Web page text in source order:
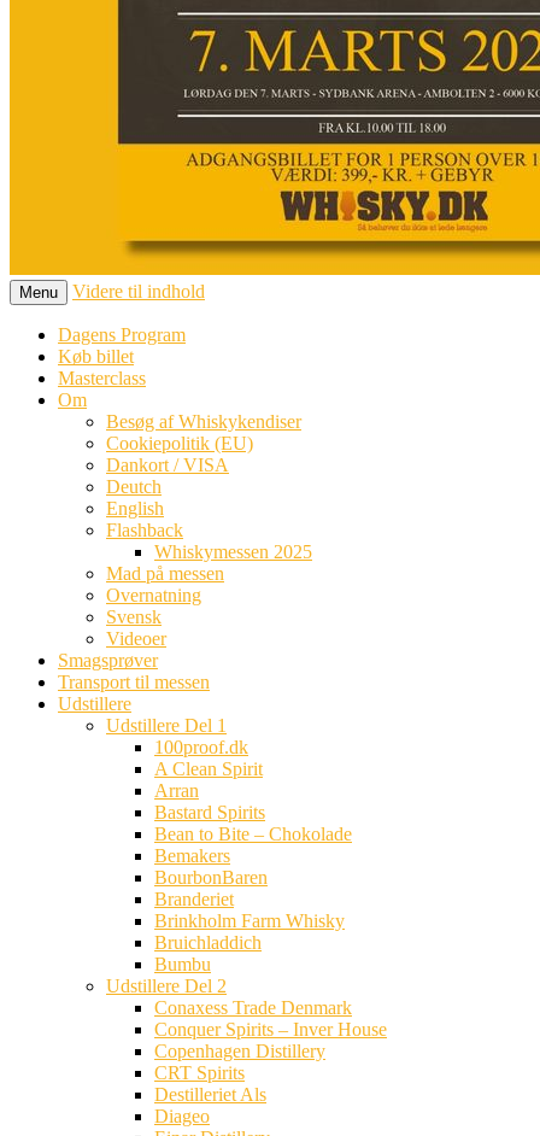
Menu Videre til indhold
Dagens Program
Køb billet
Masterclass
Om
Besøg af Whiskykendiser
Cookiepolitik (EU)
Dankort / VISA
Deutch
English
Flashback
Whiskymessen 2025
Mad på messen
Overnatning
Svensk
Videoer
Smagsprøver
Transport til messen
Udstillere
Udstillere Del 1
100proof.dk
A Clean Spirit
Arran
Bastard Spirits
Bean to Bite – Chokolade
Bemakers
BourbonBaren
Branderiet
Brinkholm Farm Whisky
Bruichladdich
Bumbu
Udstillere Del 2
Conaxess Trade Denmark
Conquer Spirits – Inver House
Copenhagen Distillery
CRT Spirits
Destilleriet Als
Diageo